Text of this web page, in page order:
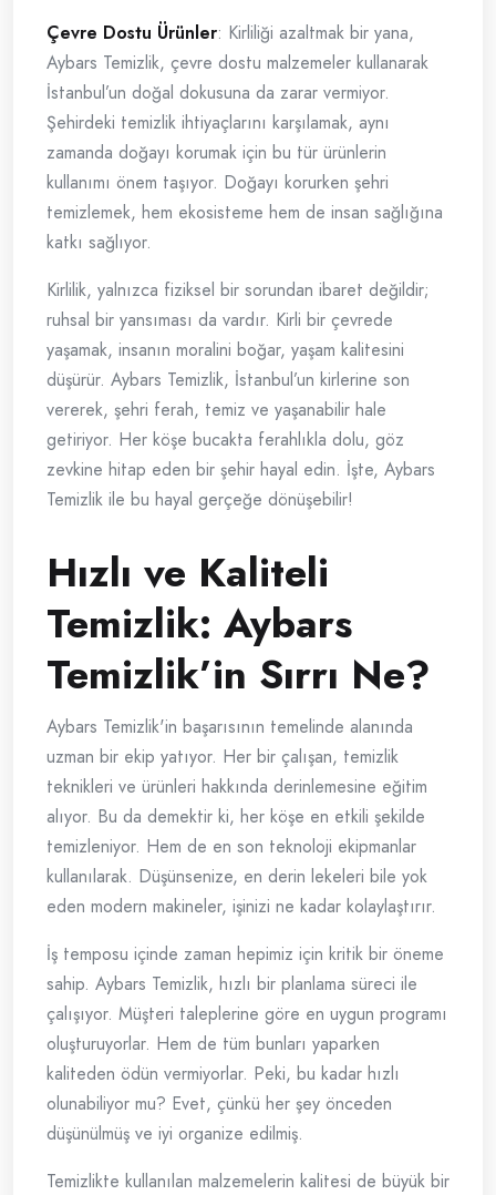
Çevre Dostu Ürünler: Kirliliği azaltmak bir yana,
Aybars Temizlik, çevre dostu malzemeler kullanarak
İstanbul’un doğal dokusuna da zarar vermiyor.
Şehirdeki temizlik ihtiyaçlarını karşılamak, aynı
zamanda doğayı korumak için bu tür ürünlerin
kullanımı önem taşıyor. Doğayı korurken şehri
temizlemek, hem ekosisteme hem de insan sağlığına
katkı sağlıyor.
Kirlilik, yalnızca fiziksel bir sorundan ibaret değildir;
ruhsal bir yansıması da vardır. Kirli bir çevrede
yaşamak, insanın moralini boğar, yaşam kalitesini
düşürür. Aybars Temizlik, İstanbul’un kirlerine son
vererek, şehri ferah, temiz ve yaşanabilir hale
getiriyor. Her köşe bucakta ferahlıkla dolu, göz
zevkine hitap eden bir şehir hayal edin. İşte, Aybars
Temizlik ile bu hayal gerçeğe dönüşebilir!
Hızlı ve Kaliteli
Temizlik: Aybars
Temizlik’in Sırrı Ne?
Aybars Temizlik'in başarısının temelinde alanında
uzman bir ekip yatıyor. Her bir çalışan, temizlik
teknikleri ve ürünleri hakkında derinlemesine eğitim
alıyor. Bu da demektir ki, her köşe en etkili şekilde
temizleniyor. Hem de en son teknoloji ekipmanlar
kullanılarak. Düşünsenize, en derin lekeleri bile yok
eden modern makineler, işinizi ne kadar kolaylaştırır.
İş temposu içinde zaman hepimiz için kritik bir öneme
sahip. Aybars Temizlik, hızlı bir planlama süreci ile
çalışıyor. Müşteri taleplerine göre en uygun programı
oluşturuyorlar. Hem de tüm bunları yaparken
kaliteden ödün vermiyorlar. Peki, bu kadar hızlı
olunabiliyor mu? Evet, çünkü her şey önceden
düşünülmüş ve iyi organize edilmiş.
Temizlikte kullanılan malzemelerin kalitesi de büyük bir